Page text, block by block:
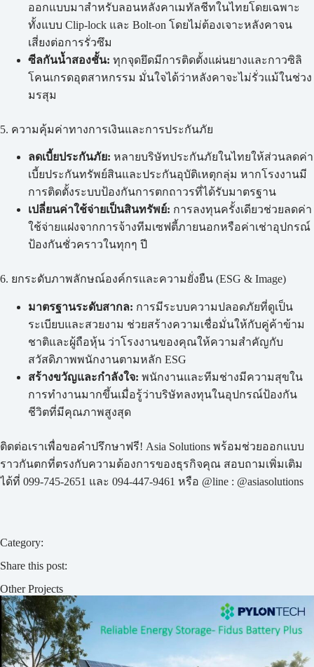
ออกแบบมาสำหรับลอนหลังคาเมทัลชีทในไทยโดยเฉพาะ
ทั้งแบบ Clip-lock และ Bolt-on โดยไม่ต้องเจาะหลังคาจน
เสี่ยงต่อการรั่วซึม
ซีลกันน้ำสองชั้น: ทุกจุดยึดมีการติดตั้งแผ่นยางและกาวซิลิ
โคนเกรดอุตสาหกรรม มั่นใจได้ว่าหลังคาจะไม่รั่วแม้ในช่วง
มรสุม
5. ความคุ้มค่าทางการเงินและการประกันภัย
ลดเบี้ยประกันภัย: หลายบริษัทประกันภัยในไทยให้ส่วนลดค่า
เบี้ยประกันทรัพย์สินและประกันอุบัติเหตุกลุ่ม หากโรงงานมี
การติดตั้งระบบป้องกันการตกถาวรที่ได้รับมาตรฐาน
เปลี่ยนค่าใช้จ่ายเป็นสินทรัพย์: การลงทุนครั้งเดียวช่วยลดค่า
ใช้จ่ายแฝงจากการจ้างทีมเซฟตี้ภายนอกหรือค่าเช่าอุปกรณ์
ป้องกันชั่วคราวในทุกๆ ปี
6. ยกระดับภาพลักษณ์องค์กรและความยั่งยืน (ESG & Image)
มาตรฐานระดับสากล: การมีระบบความปลอดภัยที่ดูเป็น
ระเบียบและสวยงาม ช่วยสร้างความเชื่อมั่นให้กับคู่ค้าข้าม
ชาติและผู้ถือหุ้น ว่าโรงงานของคุณให้ความสำคัญกับ
สวัสดิภาพพนักงานตามหลัก ESG
สร้างขวัญและกำลังใจ: พนักงานและทีมช่างมีความสุขใน
การทำงานมากขึ้นเมื่อรู้ว่าบริษัทลงทุนในอุปกรณ์ป้องกัน
ชีวิตที่มีคุณภาพสูงสุด
ติดต่อเราเพื่อขอคำปรึกษาฟรี! Asia Solutions พร้อมช่วยออกแบบ
ราวกันตกที่ตรงกับความต้องการของธุรกิจคุณ สอบถามเพิ่มเติม
ได้ที่ 099-745-2651 และ 094-447-9461 หรือ @line : @asiasolutions
Category:
Share this post:
Other Projects